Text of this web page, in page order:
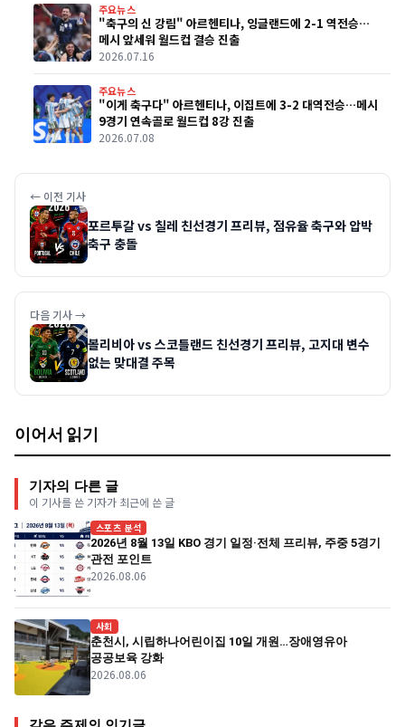
주요뉴스
"축구의 신 강림" 아르헨티나, 잉글랜드에 2-1 역전승…
메시 앞세워 월드컵 결승 진출
2026.07.16
주요뉴스
"이게 축구다" 아르헨티나, 이집트에 3-2 대역전승…메시
9경기 연속골로 월드컵 8강 진출
2026.07.08
← 이전 기사
포르투갈 vs 칠레 친선경기 프리뷰, 점유율 축구와 압박
축구 충돌
다음 기사 →
볼리비아 vs 스코틀랜드 친선경기 프리뷰, 고지대 변수
없는 맞대결 주목
이어서 읽기
기자의 다른 글
이 기사를 쓴 기자가 최근에 쓴 글
스포츠 분석
2026년 8월 13일 KBO 경기 일정·전체 프리뷰, 주중 5경기
관전 포인트
2026.08.06
사회
춘천시, 시립하나어린이집 10일 개원…장애영유아
공공보육 강화
2026.08.06